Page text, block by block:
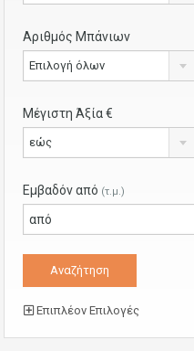
Αριθμός Μπάνιων
Επιλογή όλων
Μέγιστη Άξία €
εώς
Εμβαδόν από (τ.μ.)
Επιπλέον Επιλογές